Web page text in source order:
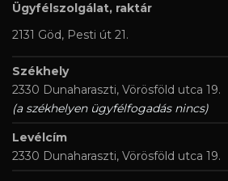
Ügyfélszolgálat, raktár
2131 Göd, Pesti út 21.
Székhely
2330 Dunaharaszti, Vörösföld utca 19.
(a székhelyen ügyfélfogadás nincs)
Levélcím
2330 Dunaharaszti, Vörösföld utca 19.